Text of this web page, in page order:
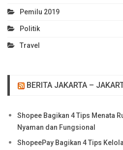
Pemilu 2019
Politik
Travel
BERITA JAKARTA –
Shopee Bagikan 4 Tips Menata
Nyaman dan Fungsional
ShopeePay Bagikan 4 Tips